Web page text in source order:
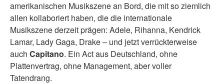
amerikanischen Musikszene an Bord, die mit so ziemlich
allen kollaboriert haben, die die internationale
Musikszene derzeit prägen: Adele, Rihanna, Kendrick
Lamar, Lady Gaga, Drake – und jetzt verrückterweise
auch Capitano. Ein Act aus Deutschland, ohne
Plattenvertrag, ohne Management, aber voller
Tatendrang.